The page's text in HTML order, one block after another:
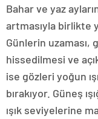
Bahar ve yaz
artmasıyla birlikte
Günlerin uzaması,
hissedilmesi ve
ise gözleri yoğun
bırakıyor. Güneş
ışık seviyelerine